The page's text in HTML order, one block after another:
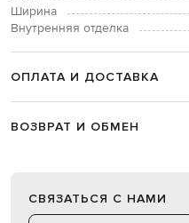
Ширина
Внутренняя отделка
ОПЛАТА И ДОСТАВКА
ВОЗВРАТ И ОБМЕН
СВЯЗАТЬСЯ С НАМИ